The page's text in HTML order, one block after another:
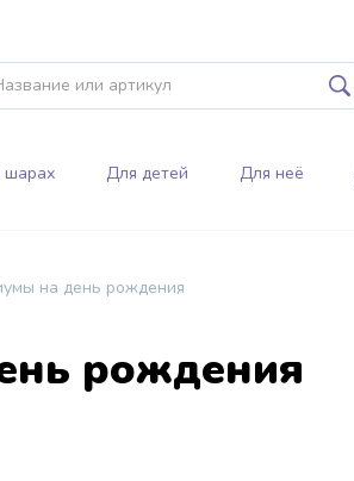
шарах Для детей Для неё
на день рождения
рождения